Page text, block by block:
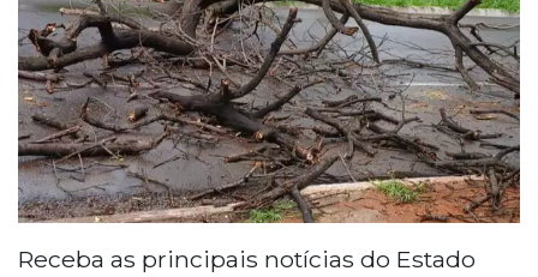
Receba as principais notícias do Estado